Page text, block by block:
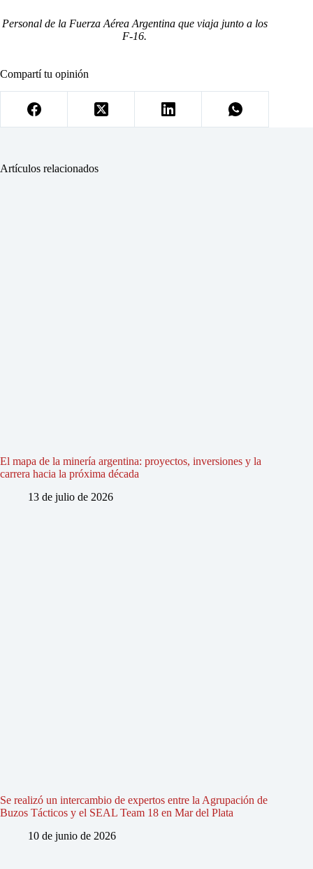
Personal de la Fuerza Aérea Argentina que viaja junto a los
F-16.
Compartí tu opinión
Artículos relacionados
El mapa de la minería argentina: proyectos, inversiones y la
carrera hacia la próxima década
13 de julio de 2026
Se realizó un intercambio de expertos entre la Agrupación de
Buzos Tácticos y el SEAL Team 18 en Mar del Plata
10 de junio de 2026